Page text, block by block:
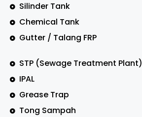
Silinder Tank
Chemical Tank
Gutter / Talang FRP
STP (Sewage Treatment Plant)
IPAL
Grease Trap
Tong Sampah